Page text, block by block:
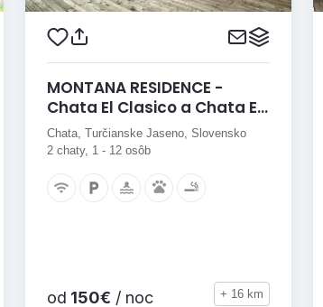
MONTANA RESIDENCE -
Chata El Clasico a Chata El
Niňo
Chata, Turčianske Jaseno, Slovensko
2 chaty, 1 - 12 osôb
od 150€ / noc + 16 km